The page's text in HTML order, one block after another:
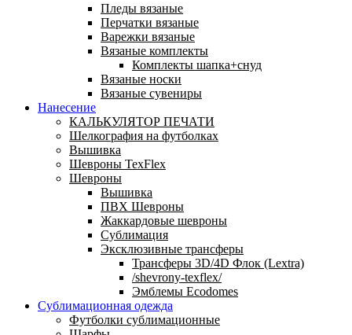
Пледы вязаные
Перчатки вязаные
Варежки вязаные
Вязаные комплекты
Комплекты шапка+снуд
Вязаные носки
Вязаные сувениры
Нанесение
КАЛЬКУЛЯТОР ПЕЧАТИ
Шелкография на футболках
Вышивка
Шевроны TexFlex
Шевроны
Вышивка
ПВХ Шевроны
Жаккардовые шевроны
Сублимация
Эксклюзивные трансферы
Трансферы 3D/4D Флок (Lextra)
/shevrony-texflex/
Эмблемы Ecodomes
Сублимационная одежда
Футболки сублимационные